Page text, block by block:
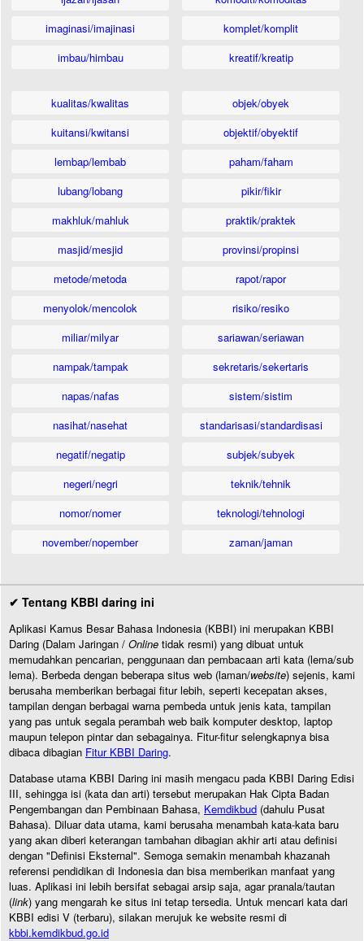
imaginasi/imajinasi
imbau/himbau
komplet/komplit
kreatif/kreatip
kualitas/kwalitas
kuitansi/kwitansi
lembap/lembab
lubang/lobang
makhluk/mahluk
masjid/mesjid
metode/metoda
menyolok/mencolok
miliar/milyar
nampak/tampak
napas/nafas
nasihat/nasehat
negatif/negatip
negeri/negri
nomor/nomer
november/nopember
objek/obyek
objektif/obyektif
paham/faham
pikir/fikir
praktik/praktek
provinsi/propinsi
rapot/rapor
risiko/resiko
sariawan/seriawan
sekretaris/sekertaris
sistem/sistim
standarisasi/standardisasi
subjek/subyek
teknik/tehnik
teknologi/tehnologi
zaman/jaman
✔ Tentang KBBI daring ini
Aplikasi Kamus Besar Bahasa Indonesia (KBBI) ini merupakan KBBI
Daring (Dalam Jaringan / Online tidak resmi) yang dibuat untuk
memudahkan pencarian, penggunaan dan pembacaan arti kata (lema/sub
lema). Berbeda dengan beberapa situs web (laman/website) sejenis, kami
berusaha memberikan berbagai fitur lebih, seperti kecepatan akses,
tampilan dengan berbagai warna pembeda untuk jenis kata, tampilan
yang pas untuk segala perambah web baik komputer desktop, laptop
maupun telepon pintar dan sebagainya. Fitur-fitur selengkapnya bisa
dibaca dibagian Fitur KBBI Daring.
Database utama KBBI Daring ini masih mengacu pada KBBI Daring Edisi
III, sehingga isi (kata dan arti) tersebut merupakan Hak Cipta Badan
Pengembangan dan Pembinaan Bahasa, Kemdikbud (dahulu Pusat
Bahasa). Diluar data utama, kami berusaha menambah kata-kata baru
yang akan diberi keterangan tambahan dibagian akhir arti atau definisi
dengan "Definisi Eksternal". Semoga semakin menambah khazanah
referensi pendidikan di Indonesia dan bisa memberikan manfaat yang
luas. Aplikasi ini lebih bersifat sebagai arsip saja, agar pranala/tautan
(link) yang mengarah ke situs ini tetap tersedia. Untuk mencari kata dari
KBBI edisi V (terbaru), silakan merujuk ke website resmi di
kbbi.kemdikbud.go.id